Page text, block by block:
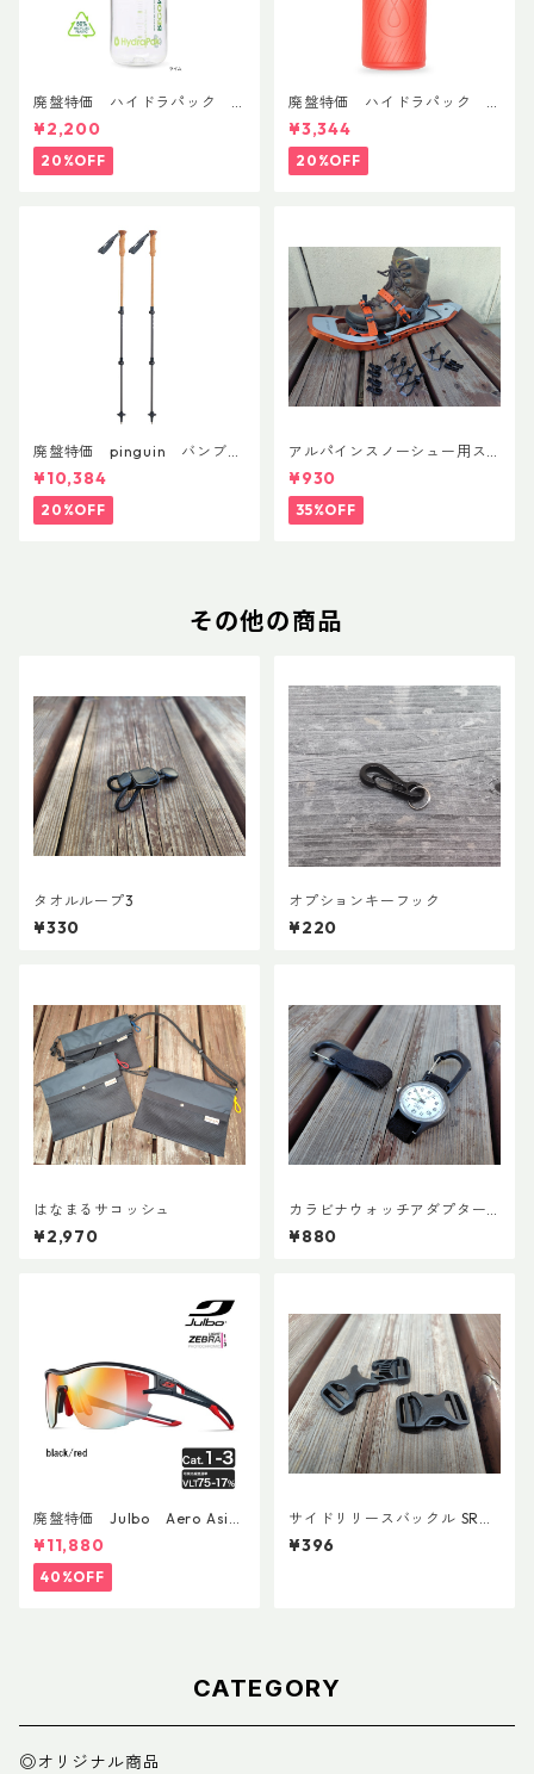
廃盤特価 ハイドラパック
リーコン ツイスト＆シップ 50
0ml
¥2,200
20%OFF
廃盤特価 ハイドラパック
フラックス 750ml
¥3,344
20%OFF
廃盤特価 pinguin バンブー
FLフォーム(ペア)
¥10,384
20%OFF
アルパインスノーシュー用ス
トラップキャッチ(ペア)
¥930
35%OFF
その他の商品
タオルループ3
¥330
オプションキーフック
¥220
はなまるサコッシュ
¥2,970
カラビナウォッチアダプターLi
te
¥880
廃盤特価 Julbo Aero Asia
nFit
¥11,880
40%OFF
サイドリリースバックル SRG
MD 両引き 20mm (２個)
¥396
CATEGORY
◎オリジナル商品